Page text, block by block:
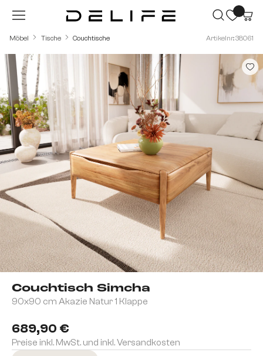
Zum Hauptinhalt springen
Möbel Tische Couchtische Artikelnr.: 38061
Couchtisch Simcha
90x90 cm Akazie Natur 1 Klappe
689,90 €
Preise inkl. MwSt. und inkl. Versandkosten
Bildergalerie überspringen